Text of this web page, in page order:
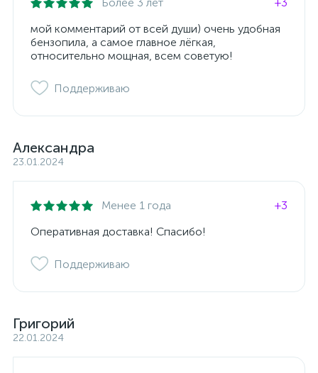
мой комментарий от всей души) очень удобная
бензопила, а самое главное лёгкая,
относительно мощная, всем советую!
Поддерживаю
Александра
23.01.2024
Менее 1 года
+3
Оперативная доставка! Спасибо!
Поддерживаю
Григорий
22.01.2024